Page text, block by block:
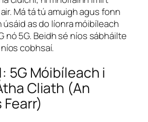
Má tá tú amuigh agus fonn
úsáid as do líonra móibíleach
nó 5G. Beidh sé níos sábháilte
cobhsaí.
5G Móibíleach i
Cliath (An
Fearr)